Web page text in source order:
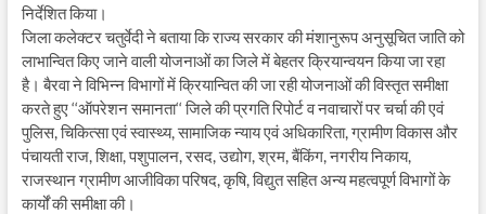
निर्देशित किया।
जिला कलेक्टर चतुर्वेदी ने बताया कि राज्य सरकार की मंशानुरूप अनुसूचित जाति को
लाभान्वित किए जाने वाली योजनाओं का जिले में बेहतर क्रियान्वयन किया जा रहा
है। बैरवा ने विभिन्न विभागों में क्रियान्वित की जा रही योजनाओं की विस्तृत समीक्षा
करते हुए ‘‘ऑपरेशन समानता‘‘ जिले की प्रगति रिपोर्ट व नवाचारों पर चर्चा की एवं
पुलिस, चिकित्सा एवं स्वास्थ्य, सामाजिक न्याय एवं अधिकारिता, ग्रामीण विकास और
पंचायती राज, शिक्षा, पशुपालन, रसद, उद्योग, श्रम, बैंकिंग, नगरीय निकाय,
राजस्थान ग्रामीण आजीविका परिषद, कृषि, विद्युत सहित अन्य महत्वपूर्ण विभागों के
कार्यों की समीक्षा की।